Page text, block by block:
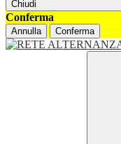
Chiudi
Conferma
Annulla Conferma